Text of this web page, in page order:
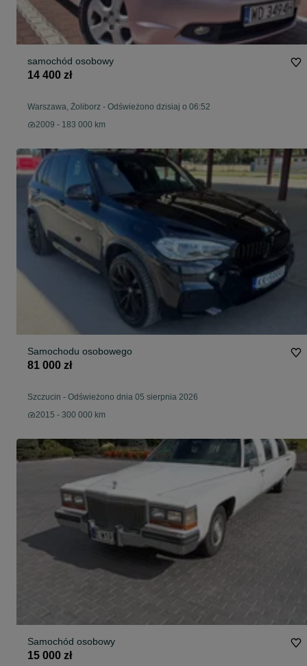
samochód osobowy
14 400 zł
Warszawa, Żoliborz - Odświeżono dzisiaj o 06:52
2009 - 183 000 km
Samochodu osobowego
81 000 zł
Szczucin - Odświeżono dnia 05 sierpnia 2026
2015 - 300 000 km
Samochód osobowy
15 000 zł